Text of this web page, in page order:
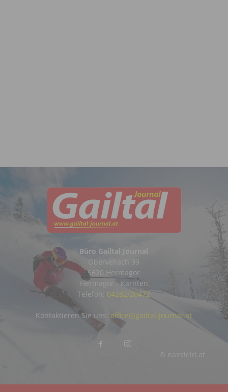
Büro Gailtal Journal
Obervellach 99
9620 Hermagor
Hermagor - Kärnten
Telefon: 04282/20472
© nassfeld.at
Kontaktieren Sie uns: office@gailtal-journal.at